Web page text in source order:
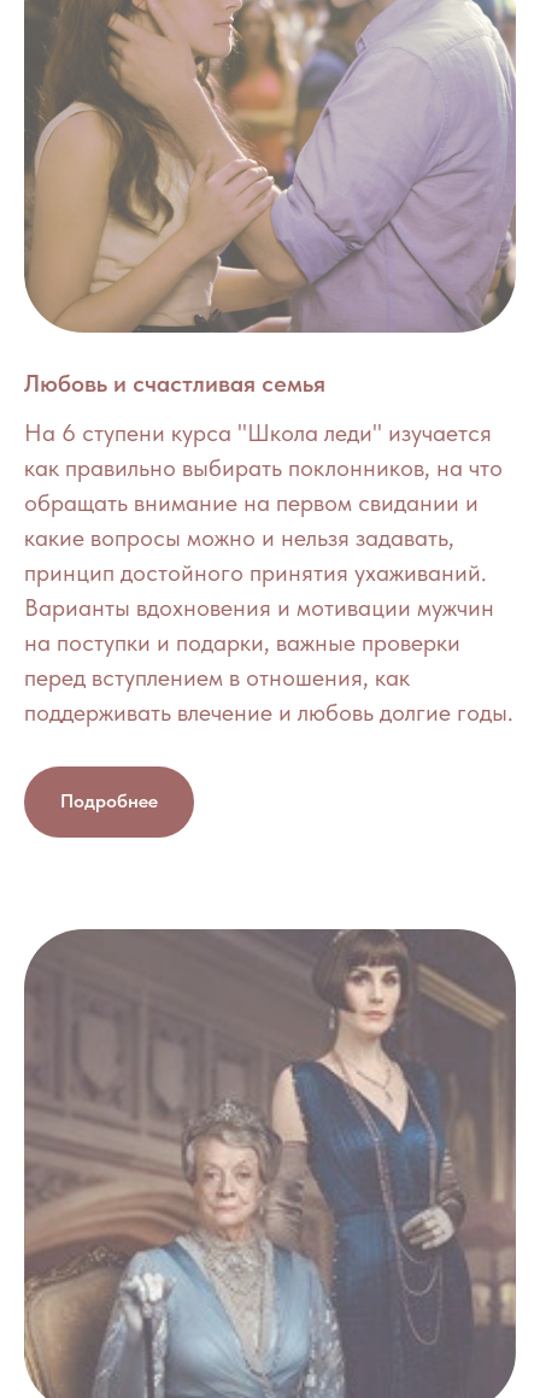
Любовь и счастливая семья
На 6 ступени курса "Школа леди" изучается
как правильно выбирать поклонников, на что
обращать внимание на первом свидании и
какие вопросы можно и нельзя задавать,
принцип достойного принятия ухаживаний.
Варианты вдохновения и мотивации мужчин
на поступки и подарки, важные проверки
перед вступлением в отношения, как
поддерживать влечение и любовь долгие годы.
Подробнее